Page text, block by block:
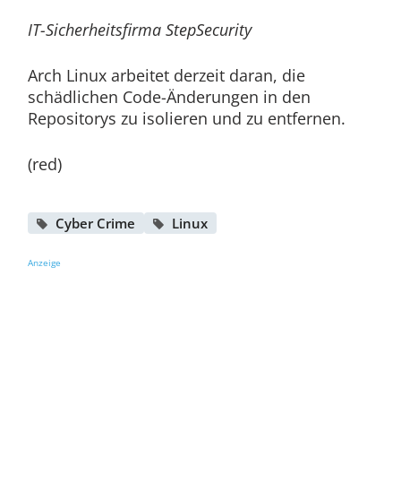
IT-Sicherheitsfirma StepSecurity
Arch Linux arbeitet derzeit daran, die
schädlichen Code-Änderungen in den
Repositorys zu isolieren und zu entfernen.
(red)
Cyber Crime Linux
Anzeige